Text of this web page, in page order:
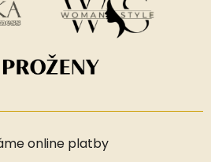
online platby